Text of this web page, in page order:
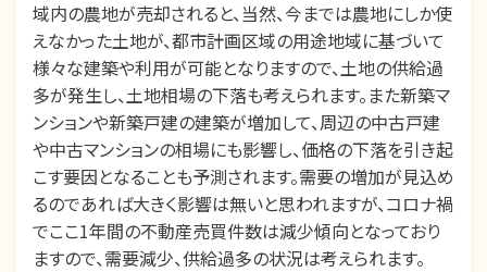
域内の農地が売却されると、当然、今までは農地にしか使
えなかった土地が、都市計画区域の用途地域に基づいて
様々な建築や利用が可能となりますので、土地の供給過
多が発生し、土地相場の下落も考えられます。また新築マ
ンションや新築戸建の建築が増加して、周辺の中古戸建
や中古マンションの相場にも影響し、価格の下落を引き起
こす要因となることも予測されます。需要の増加が見込め
るのであれば大きく影響は無いと思われますが、コロナ禍
でここ1年間の不動産売買件数は減少傾向となっており
ますので、需要減少、供給過多の状況は考えられます。